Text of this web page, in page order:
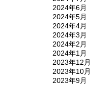
2024年6月
2024年5月
2024年4月
2024年3月
2024年2月
2024年1月
2023年12月
2023年10月
2023年9月